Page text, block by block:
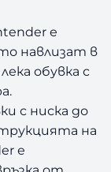
е
навлизат в
обувка с
с ниска до
на
е